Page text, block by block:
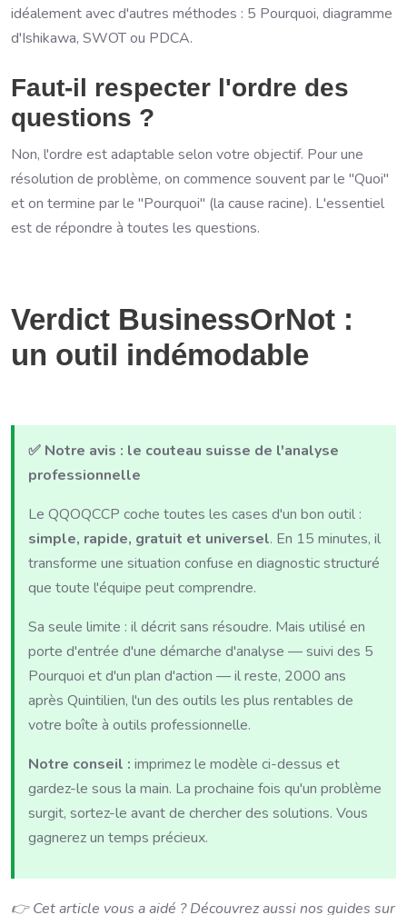
idéalement avec d'autres méthodes : 5 Pourquoi, diagramme
d'Ishikawa, SWOT ou PDCA.
Faut-il respecter l'ordre des
questions ?
Non, l'ordre est adaptable selon votre objectif. Pour une
résolution de problème, on commence souvent par le "Quoi"
et on termine par le "Pourquoi" (la cause racine). L'essentiel
est de répondre à toutes les questions.
Verdict BusinessOrNot :
un outil indémodable
✅ Notre avis : le couteau suisse de l'analyse
professionnelle
Le QQOQCCP coche toutes les cases d'un bon outil :
simple, rapide, gratuit et universel. En 15 minutes, il
transforme une situation confuse en diagnostic structuré
que toute l'équipe peut comprendre.
Sa seule limite : il décrit sans résoudre. Mais utilisé en
porte d'entrée d'une démarche d'analyse — suivi des 5
Pourquoi et d'un plan d'action — il reste, 2000 ans
après Quintilien, l'un des outils les plus rentables de
votre boîte à outils professionnelle.
Notre conseil : imprimez le modèle ci-dessus et
gardez-le sous la main. La prochaine fois qu'un problème
surgit, sortez-le avant de chercher des solutions. Vous
gagnerez un temps précieux.
👉 Cet article vous a aidé ? Découvrez aussi nos guides sur